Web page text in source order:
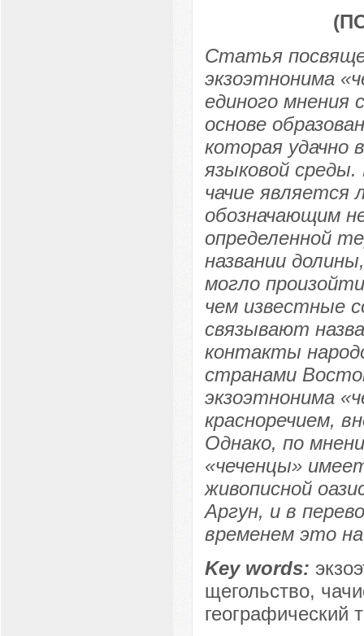
Статья
экзоэтнонима
единого мнения
основе
которая удачно
языковой
чачие
обозначающим
определенной
названии
могло
чем известные
связывают
контакты
странами
экзоэтнонима
красноречием,
Однако, по
«чеченцы»
живописной
Аргун, и в
временем это
Key words:
щегольство,
географический